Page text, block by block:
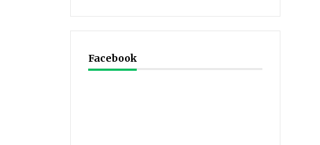
Facebook